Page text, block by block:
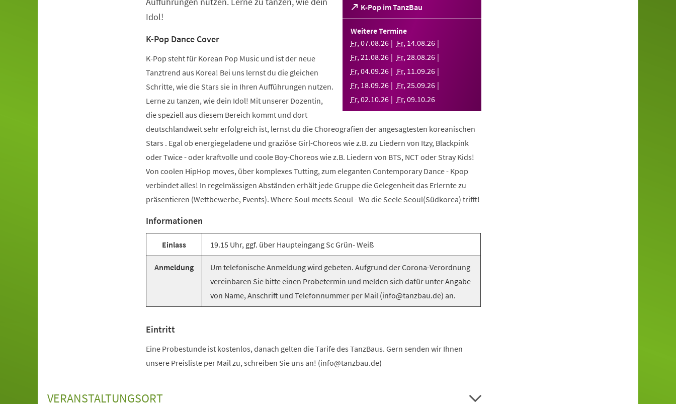
K-Pop im TanzBau
(Öffnet
in
einem
Tab)
Weitere Termine
Fr,07.08.26 Fr, 14.08.26
Fr,21.08.26 Fr,28.08.26
Fr,04.09.26 Fr, 11.09.26
Fr, 18.09.26 Fr,25.09.26
Fr,02.10.26 Fr,09.10.26
Idol!
K-Pop Dance Cover
K-Pop steht für Korean Pop Music und ist der neue
Tanztrend aus Korea! Bei uns lernst du die gleichen
Schritte, wie die Stars sie in Ihren Aufführungen nutzen.
Lerne zu tanzen, wie dein Idol! Mit unserer Dozentin,
die speziell aus diesem Bereich kommt und dort
deutschlandweit sehr erfolgreich ist, lernst du die Choreografien der angesagtesten koreanischen
Stars . Egal ob energiegeladene und graziöse Girl-Choreos wie z.B. zu Liedern von Itzy, Blackpink
oder Twice - oder kraftvolle und coole Boy-Choreos wie z.B. Liedern von BTS, NCT oder Stray Kids!
Von coolen HipHop moves, über komplexes Tutting, zum eleganten Contemporary Dance - Kpop
verbindet alles! In regelmässigen Abständen erhält jede Gruppe die Gelegenheit das Erlernte zu
präsentieren (Wettbewerbe, Events). Where Soul meets Seoul - Wo die Seele Seoul(Südkorea) trifft!
Informationen
Einlass 19.15 Uhr, ggf. über Haupteingang Sc Grün- Weiß
Anmeldung
Um telefonische Anmeldung wird gebeten. Aufgrund der Corona-Verordnung
vereinbaren Sie bitte einen Probetermin und melden sich dafür unter Angabe
von Name, Anschrift und Telefonnummer per Mail (info@tanzbau.de) an.
Eintritt
Eine Probestunde ist kostenlos, danach gelten die Tarife des TanzBaus. Gern senden wir Ihnen
unsere Preisliste per Mail zu, schreiben Sie uns an! (info@tanzbau.de)
VERANSTALTUNGSORT